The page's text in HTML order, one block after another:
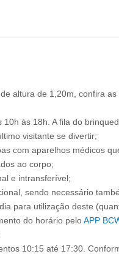
altura de 1,20m, confira as
10h às 18h. A fila do
visitante se divertir;
com aparelhos médicos
ao corpo;
e intransferível;
sendo necessário
para utilização deste
do horário peloAPP
10:15 até 17:30.